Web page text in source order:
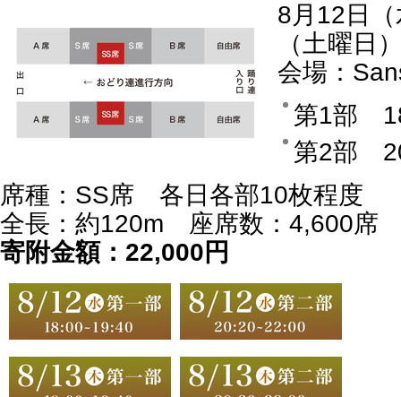
8月12日
（土曜日
会場：
第1部
第2部
席種：SS席 各日各部10枚程度
全長：約120m 座席数：4,600席
寄附金額：22,000円